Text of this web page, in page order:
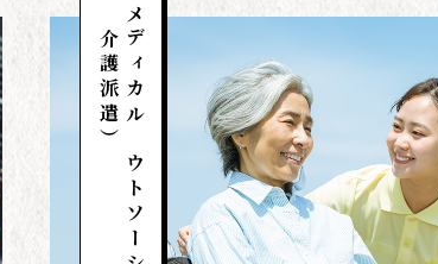
メディカルアウトソーシング
（介護派遣）